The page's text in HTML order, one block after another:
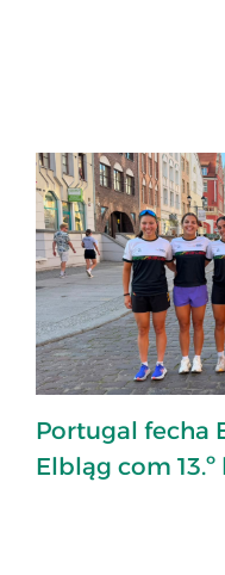
Portugal fecha
Elbląg com